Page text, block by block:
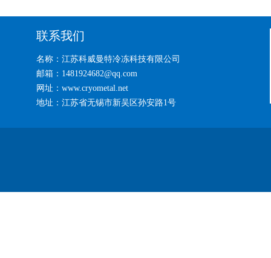
联系我们
名称：江苏科威曼特冷冻科技有限公司
邮箱：1481924682@qq.com
网址：www.cryometal.net
地址：江苏省无锡市新吴区孙安路1号